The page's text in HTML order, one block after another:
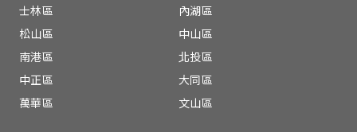
士林區
內湖區
松山區
中山區
南港區
北投區
中正區
大同區
萬華區
文山區